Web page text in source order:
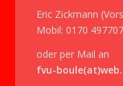
Eric Zickmann
Mobil: 0170
oder per Mail an
fvu-